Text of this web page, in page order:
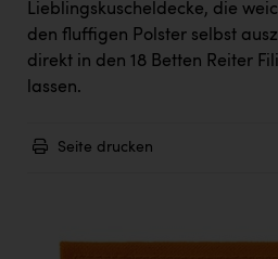
Lieblingskuscheldecke, die
den fluffigen Polster selbst
direkt in den 18 Betten Reiter
lassen.
Seite drucken